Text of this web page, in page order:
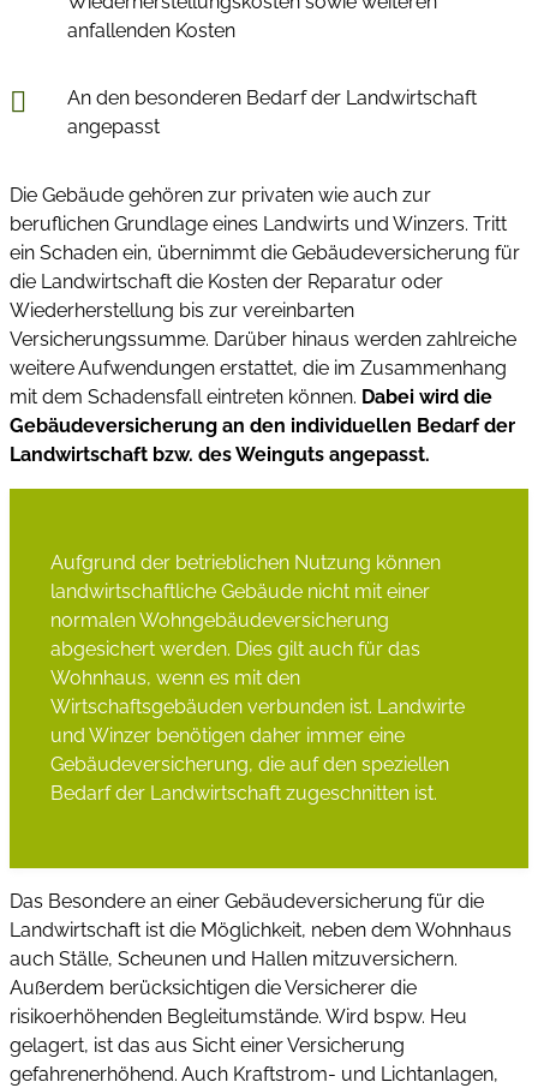
anfallenden Kosten
An den besonderen Bedarf der Landwirtschaft
angepasst
Die Gebäude gehören zur privaten wie auch zur
beruflichen Grundlage eines Landwirts und Winzers. Tritt
ein Schaden ein, übernimmt die Gebäudeversicherung für
die Landwirtschaft die Kosten der Reparatur oder
Wiederherstellung bis zur vereinbarten
Versicherungssumme. Darüber hinaus werden zahlreiche
weitere Aufwendungen erstattet, die im Zusammenhang
mit dem Schadensfall eintreten können. Dabei wird die
Gebäudeversicherung an den individuellen Bedarf der
Landwirtschaft bzw. des Weinguts angepasst.
Aufgrund der betrieblichen Nutzung können
landwirtschaftliche Gebäude nicht mit einer
normalen Wohngebäudeversicherung
abgesichert werden. Dies gilt auch für das
Wohnhaus, wenn es mit den
Wirtschaftsgebäuden verbunden ist. Landwirte
und Winzer benötigen daher immer eine
Gebäudeversicherung, die auf den speziellen
Bedarf der Landwirtschaft zugeschnitten ist.
Das Besondere an einer Gebäudeversicherung für die
Landwirtschaft ist die Möglichkeit, neben dem Wohnhaus
auch Ställe, Scheunen und Hallen mitzuversichern.
Außerdem berücksichtigen die Versicherer die
risikoerhöhenden Begleitumstände. Wird bspw. Heu
gelagert, ist das aus Sicht einer Versicherung
gefahrenerhöhend. Auch Kraftstrom- und Lichtanlagen,